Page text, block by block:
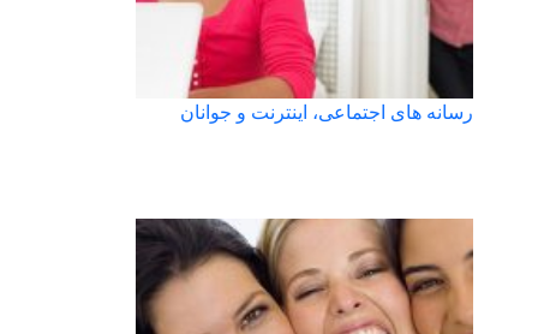
رسانه های اجتماعی، اینترنت و جوانان